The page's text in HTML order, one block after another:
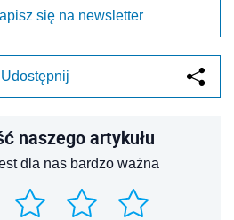
się na newsletter
Udostępnij
naszego artykułu
dla nas bardzo ważna